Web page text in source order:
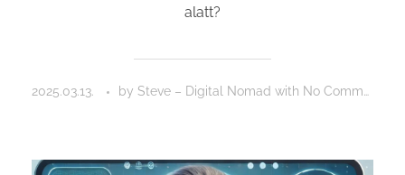
2025.03.13. by Steve – Digital Nomad with No Comment
alatt?